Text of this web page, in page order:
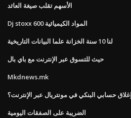
الأسهم تقلب صيغة العائد
Dj stoxx 600 المواد الكيميائية
لنا 10 سنة الخزانة علما البيانات التاريخية
حيث للتسوق عبر الإنترنت مع باي بال
Mkdnews.mk
حسابي البنكي في مونتريال عبر الإنترنت؟
الضريبة على الصفقات اليومية